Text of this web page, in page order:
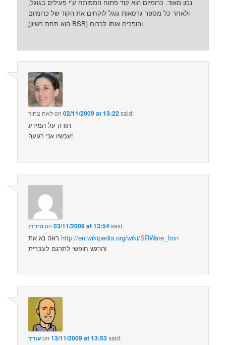
נכון מאוד. כרומיום הוא קוד פתוח המפותח ע”י פעילים בגוגל,
ולאחר כל מספר גרסאות גוגל לוקחים את הקוד של כרומיום
(ְהוא תחת רשיון BSB) והופכים אותו לכרום.
לאה צחורon02/11/2009 at 13:22said:
תודה על המידע
עכשיו אני רגועה!
הידרוon03/11/2009 at 13:54said:
http://en.wikipedia.org/wiki/SRWare_Iron
והרגש חופשי לתרגם לעברית
עודדon13/11/2009 at 13:53said: